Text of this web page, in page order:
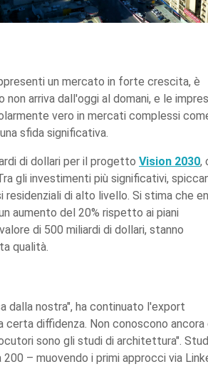
un mercato in forte crescita, è
arriva dall'oggi al domani, e le
vero in mercati complessi
sfida significativa.
di dollari per il progetto Vision 2030,
gli investimenti più significativi,
di alto livello. Si stima che
aumento del 20% rispetto ai piani
di 500 miliardi di dollari, stanno
qualità.
dalla nostra", ha continuato l'export
diffidenza. Non conoscono ancora
sono gli studi di architettura".
– muovendo i primi approcci via